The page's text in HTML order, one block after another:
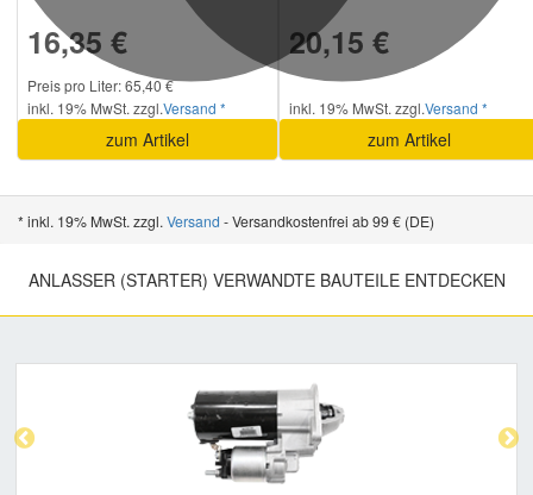
16,35 €
Preis pro Liter: 65,40 €
inkl. 19% MwSt. zzgl.Versand *
zum Artikel
20,15 €
inkl. 19% MwSt. zzgl.Versand *
zum Artikel
* inkl. 19% MwSt. zzgl. Versand - Versandkostenfrei ab 99 € (DE)
ANLASSER (STARTER) VERWANDTE BAUTEILE ENTDECKEN